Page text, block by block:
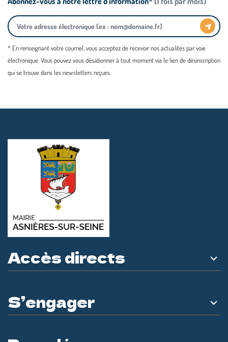
* En renseignant votre courriel, vous acceptez de recevoir nos actualités par voie
électronique. Vous pouvez vous désabonner à tout moment via le lien de désinscription
qui se trouve dans les newsletters reçues.
Accès directs
S’engager